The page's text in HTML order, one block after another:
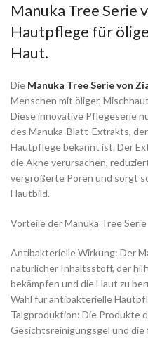
Manuka Tree Serie
Hautpflege für
Haut.
Die Manuka Tree Serie von
Menschen mit öliger,
Diese innovative Pflegeserie
des Manuka-Blatt-Extrakts,
Hautpflege bekannt ist. Der
die Akne verursachen,
vergrößerte Poren und sorgt
Hautbild.
Vorteile der Manuka Tree Serie
Antibakterielle Wirkung: Der
natürlicher Inhaltsstoff, der
bekämpfen und die Haut zu
Wahl für antibakterielle
Talgproduktion: Die Produkte
Gesichtsreinigungsgel und